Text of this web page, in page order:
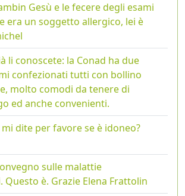
Gesù e le fecere degli esami
era un soggetto allergico, lei è
li conoscete: la Conad ha due
confezionati tutti con bollino
molto comodi da tenere di
ed anche convenienti.
dite per favore se è idoneo?
sulle malattie
è. Grazie Elena Frattolin